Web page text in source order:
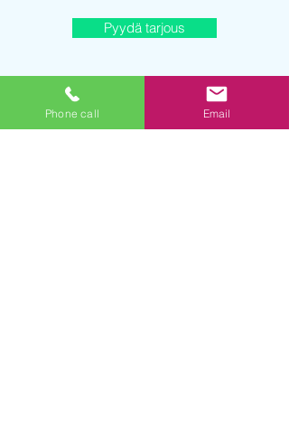
Pyydä tarjous
Phone call Email